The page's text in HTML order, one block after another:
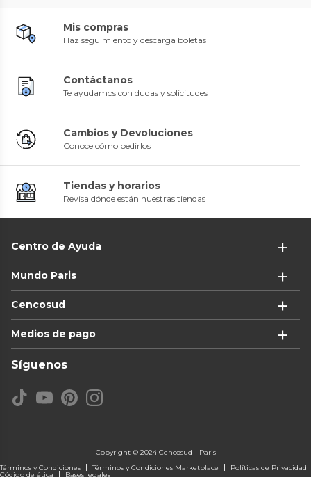
Mis compras
Haz seguimiento y descarga boletas
Contáctanos
Te ayudamos con dudas y solicitudes
Cambios y Devoluciones
Conoce cómo pedirlos
Tiendas y horarios
Revisa dónde están nuestras tiendas
Centro de Ayuda
Mundo Paris
Cencosud
Medios de pago
Síguenos
Copyright © 2024 Cencosud - Paris
Términos y Condiciones
Términos y Condiciones Marketplace Políticas de Privacidad
Código de ética Bases legales